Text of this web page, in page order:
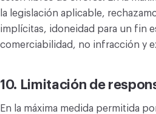
la legislación aplicable,
implícitas, idoneidad para un fin
comerciabilidad, no infracción y
10. Limitación de
En la máxima medida permitida